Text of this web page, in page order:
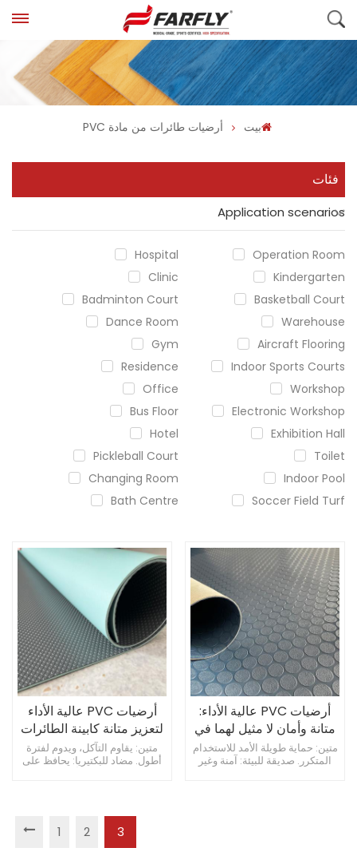
بيت أرضيات طائرات من مادة PVC
فئات
Application scenarios
Hospital
Operation Room
Clinic
Kindergarten
Badminton Court
Basketball Court
Dance Room
Warehouse
Gym
Aircraft Flooring
Residence
Indoor Sports Courts
Office
Workshop
Bus Floor
Electronic Workshop
Hotel
Exhibition Hall
Pickleball Court
Toilet
Changing Room
Indoor Pool
Bath Centre
Soccer Field Turf
أرضيات PVC عالية الأداء
لتعزيز متانة كابينة الطائرات
وسلامتها
متين: يقاوم التآكل، ويدوم لفترة
أطول. مضاد للبكتيريا: يحافظ على
أرضيات PVC عالية الأداء:
متانة وأمان لا مثيل لهما في
التصميمات الداخلية
لمقصورة الطائرات
متين: حماية طويلة الأمد للاستخدام
المتكرر. صديقة للبيئة: آمنة وغير
1 2 3